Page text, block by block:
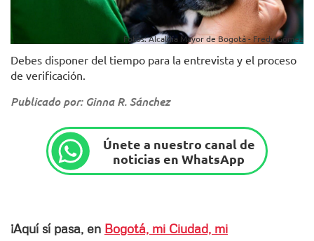
Fotos: Alcaldía Mayor de Bogotá - Fredy Gómez
Debes disponer del tiempo para la entrevista y el proceso
de verificación.
Publicado por: Ginna R. Sánchez
Únete a nuestro canal de
noticias en WhatsApp
¡Aquí sí pasa, en Bogotá, mi Ciudad, mi